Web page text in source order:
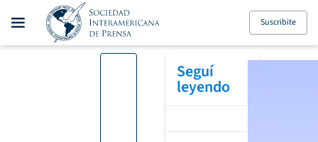
Suscribite
Seguí
leyendo